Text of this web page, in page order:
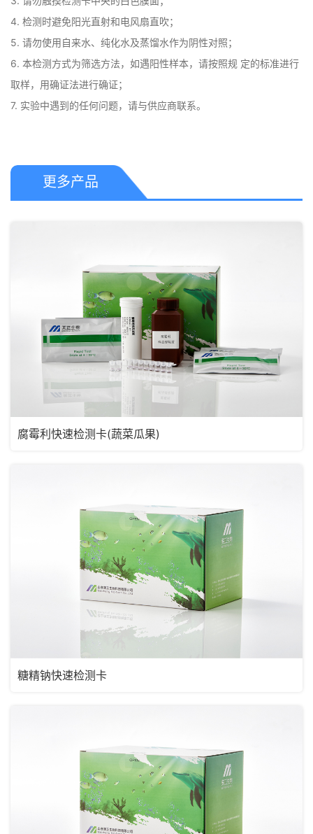
4. 检测时避免阳光直射和电风扇直吹；
5. 请勿使用自来水、纯化水及蒸馏水作为阴性对照；
6. 本检测方式为筛选方法，如遇阳性样本，请按照规 定的标准进行
取样，用确证法进行确证；
7. 实验中遇到的任何问题，请与供应商联系。
更多产品
腐霉利快速检测卡(蔬菜瓜果)
糖精钠快速检测卡